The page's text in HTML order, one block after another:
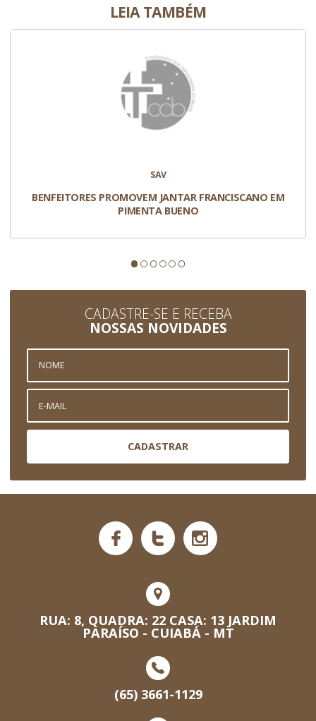
LEIA TAMBÉM
SAV
BENFEITORES PROMOVEM JANTAR FRANCISCANO EM
PIMENTA BUENO
CADASTRE-SE E RECEBA
NOSSAS NOVIDADES
CADASTRAR
RUA: 8, QUADRA: 22 CASA: 13 JARDIM
PARAÍSO - CUIABÁ - MT
(65) 3661-1129